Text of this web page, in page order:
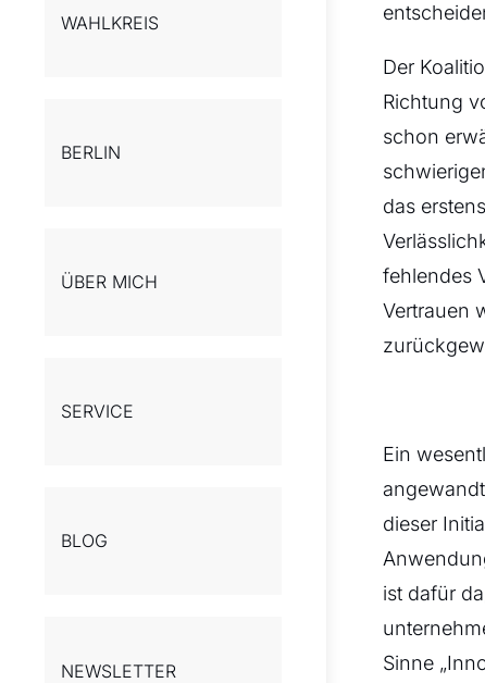
WAHLKREIS
BERLIN
ÜBER MICH
SERVICE
BLOG
NEWSLETTER
Der
Richtung
schon
das
fehlendes
Vertrauen
Ein
dieser
ist dafür
Sinne